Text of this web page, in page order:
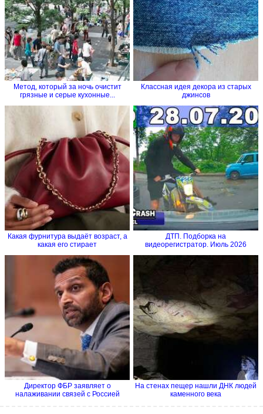
Метод, который за ночь очистит
грязные и серые кухонные...
Классная идея декора из старых
джинсов
Какая фурнитура выдаёт возраст, а
какая его стирает
ДТП. Подборка на
видеорегистратор. Июль 2026
Директор ФБР заявляет о
налаживании связей с Россией
На стенах пещер нашли ДНК людей
каменного века